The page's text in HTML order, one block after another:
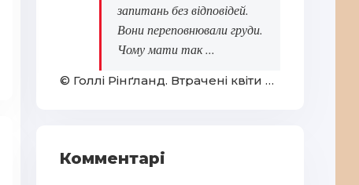
запитань без відповідей.
Вони переповнювали груди.
Чому мати так ...
© Голлі Рінґланд. Втрачені квіти Еліс Гарт
Комментарі